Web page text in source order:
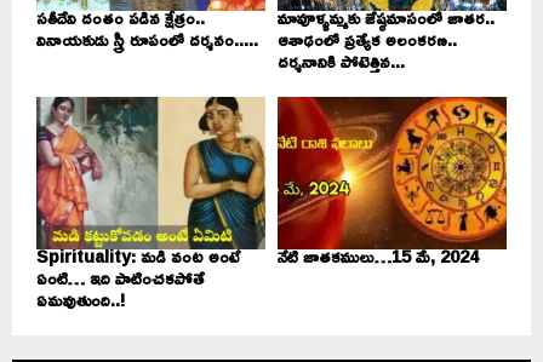
సతీదేవి దంతం పడిన క్షేత్రం..
వినాయకుడు స్త్రీ రూపంలో దర్శనం.....
మావూళ్ళమ్మకు జేష్ఠమాసంలో జాతర..
ఆశాఢంలో ప్రత్యేక అలంకరణ..
దర్శనానికి పోటెత్తిన...
Spirituality: మడి వంట అంటే
ఏంటి… ఇది పాటించకపోతే
ఏమవుతుంది..!
నేటి జాతకములు…15 మే, 2024